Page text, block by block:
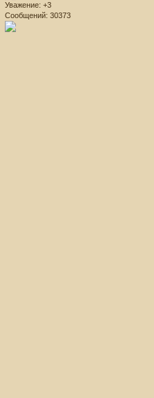
Уважение: +3
Сообщений: 30373